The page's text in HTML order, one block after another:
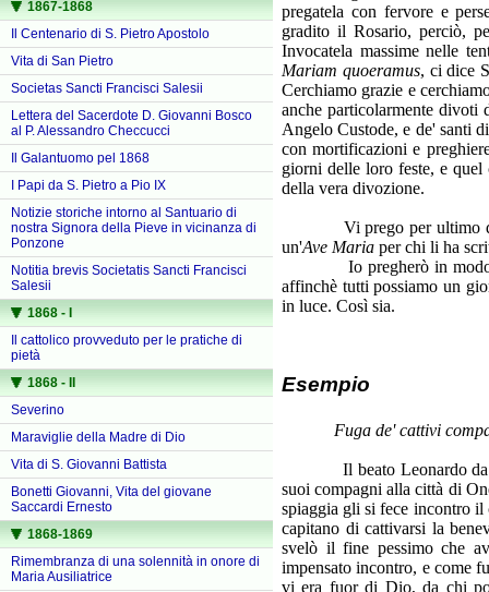
1867-1868
Il Centenario di S. Pietro Apostolo
Vita di San Pietro
Societas Sancti Francisci Salesii
Lettera del Sacerdote D. Giovanni Bosco
al P. Alessandro Checcucci
Il Galantuomo pel 1868
I Papi da S. Pietro a Pio IX
Notizie storiche intorno al Santuario di
nostra Signora della Pieve in vicinanza di
Ponzone
Notitia brevis Societatis Sancti Francisci
Salesii
1868 - I
Il cattolico provveduto per le pratiche di
pietà
1868 - II
Severino
Maraviglie della Madre di Dio
Vita di S. Giovanni Battista
Bonetti Giovanni, Vita del giovane
Saccardi Ernesto
1868-1869
Rimembranza di una solennità in onore di
Maria Ausiliatrice
pregatela con fervore e
gradito il Rosario, perciò,
Invocatela massime nelle
Mariam quoeramus, ci dice
Cerchiamo grazie e
anche particolarmente divoti
Angelo Custode, e de' santi
con mortificazioni e
giorni delle loro feste, e
della vera divozione.
Vi prego per ultimo di
un'Ave Maria per chi li ha
Io pregherò in modo
affinchè tutti possiamo un
in luce. Così sia.
Esempio
Fuga de' cattivi
Il beato Leonardo da
suoi compagni alla città di
spiaggia gli si fece incontro il
capitano di cattivarsi la
svelò il fine pessimo che
impensato incontro, e come
vi era fuor di Dio, da chi